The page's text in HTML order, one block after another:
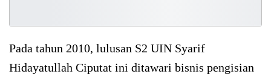
Pada tahun 2010, lulusan S2 UIN Syarif
Hidayatullah Ciputat ini ditawari bisnis pengisian